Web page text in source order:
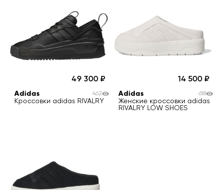
49 300
Adidas
Кроссовки adidas RIVALRY
462
14 500
Adidas
Женские кроссовки adidas
RIVALRY LOW SHOES
618